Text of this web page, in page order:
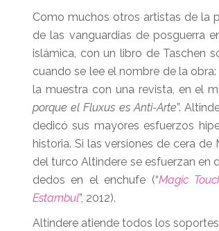
Como muchos otros artistas de la
de las vanguardias de posguerra
islámica, con un libro de Taschen
cuando se lee el nombre de la obra:
la muestra con una revista, en el
porque el Fluxus es Anti-Arte”.
dedicó sus mayores esfuerzos
historia. Si las versiones de cera
del turco Altindere se esfuerzan en
dedos en el enchufe (“Magic
Estambul”, 2012).
Altindere atiende todos los